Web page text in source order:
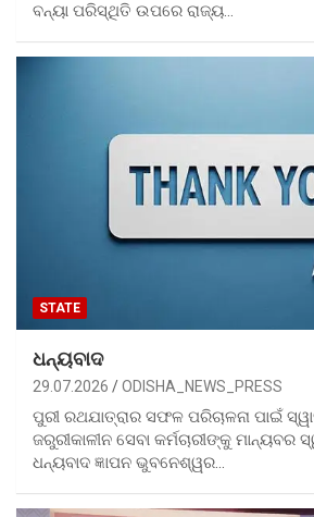
ବନ୍ୟା ପରିସ୍ଥିତି ଉପରେ ରାଜ୍ୟ…
STATE
ଧନ୍ୟବାଦ
29.07.2026 ODISHA_NEWS_PRESS
ପୁରୀ ରଥଯାତ୍ରାର ସଫଳ ପରିଚାଳନା ପାଇଁ
ଜରୁରୀକାଳୀନ ସେବା କର୍ମଚାରୀଙ୍କୁ
ଧନ୍ୟବାଦ ଜ୍ଞାପନ ଭୁବନେଶ୍ୱର…